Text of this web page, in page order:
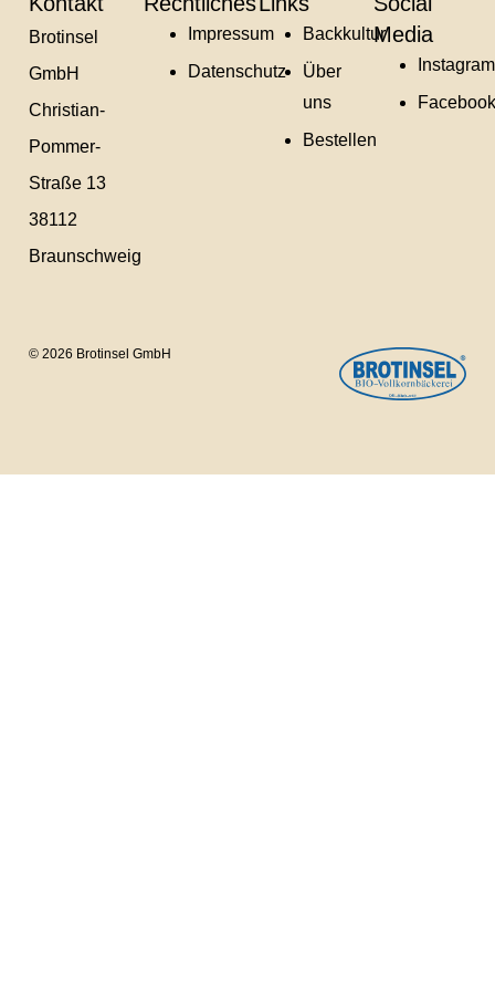
Brotinsel
GmbH
Christian-
Pommer-
Straße 13
38112
Braunschweig
Impressum
Datenschutz
Backkultur
Über
uns
Bestellen
Media
Instagram
Facebook
© 2026 Brotinsel GmbH